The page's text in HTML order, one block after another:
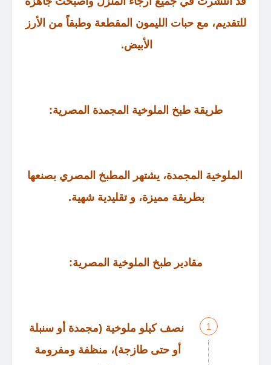
للتقديم، مع حبات الليمون المقطعة وطبقاً من الأرز
الأبيض.
طريقة طبخ الملوخية المجمدة المصرية:
الملوخية المجمدة، يشتهر المطبخ المصري بصنعها
بطريقة مميزة، و تقليدية شهية.
مقادير طبخ الملوخية المصرية:
نصف كيلو ملوخية (مجمدة أو سنبلة
أو حتى طازجة)، منظفة ومفرومة